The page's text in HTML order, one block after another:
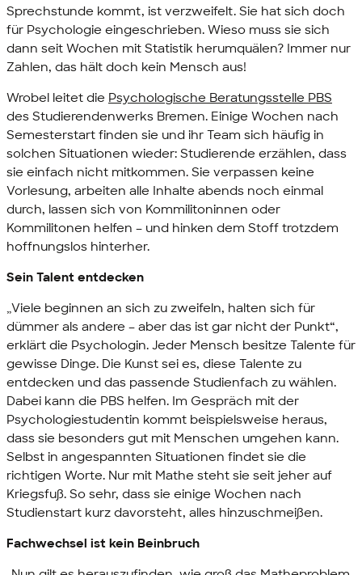
Sprechstunde kommt, ist verzweifelt. Sie hat sich doch
für Psychologie eingeschrieben. Wieso muss sie sich
dann seit Wochen mit Statistik herumquälen? Immer nur
Zahlen, das hält doch kein Mensch aus!
Wrobel leitet die Psychologische Beratungsstelle PBS
des Studierendenwerks Bremen. Einige Wochen nach
Semesterstart finden sie und ihr Team sich häufig in
solchen Situationen wieder: Studierende erzählen, dass
sie einfach nicht mitkommen. Sie verpassen keine
Vorlesung, arbeiten alle Inhalte abends noch einmal
durch, lassen sich von Kommilitoninnen oder
Kommilitonen helfen – und hinken dem Stoff trotzdem
hoffnungslos hinterher.
Sein Talent entdecken
„Viele beginnen an sich zu zweifeln, halten sich für
dümmer als andere – aber das ist gar nicht der Punkt“,
erklärt die Psychologin. Jeder Mensch besitze Talente für
gewisse Dinge. Die Kunst sei es, diese Talente zu
entdecken und das passende Studienfach zu wählen.
Dabei kann die PBS helfen. Im Gespräch mit der
Psychologiestudentin kommt beispielsweise heraus,
dass sie besonders gut mit Menschen umgehen kann.
Selbst in angespannten Situationen findet sie die
richtigen Worte. Nur mit Mathe steht sie seit jeher auf
Kriegsfuß. So sehr, dass sie einige Wochen nach
Studienstart kurz davorsteht, alles hinzuschmeißen.
Fachwechsel ist kein Beinbruch